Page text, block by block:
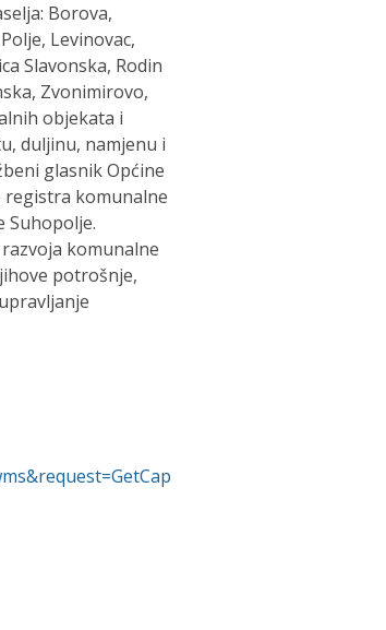
Borova,
Levinovac,
Slavonska, Rodin
Zvonimirovo,
objekata i
duljinu, namjenu i
glasnik Općine
registra komunalne
Suhopolje.
komunalne
potrošnje,